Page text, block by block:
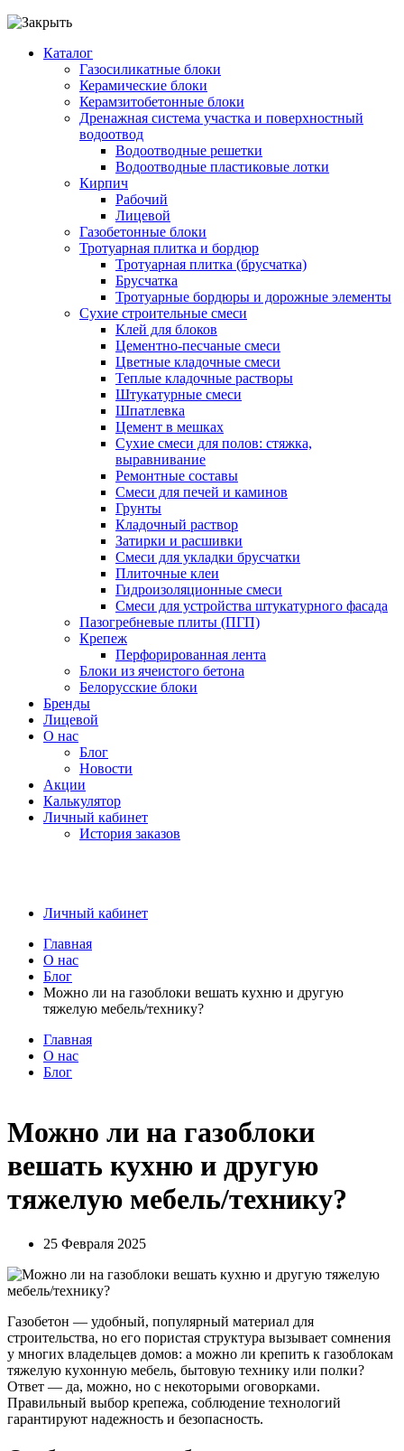
Каталог
Газосиликатные блоки
Керамические блоки
Керамзитобетонные блоки
Дренажная система участка и поверхностный
водоотвод
Водоотводные решетки
Водоотводные пластиковые лотки
Кирпич
Рабочий
Лицевой
Газобетонные блоки
Тротуарная плитка и бордюр
Тротуарная плитка (брусчатка)
Брусчатка
Тротуарные бордюры и дорожные элементы
Сухие строительные смеси
Клей для блоков
Цементно-песчаные смеси
Цветные кладочные смеси
Теплые кладочные растворы
Штукатурные смеси
Шпатлевка
Цемент в мешках
Сухие смеси для полов: стяжка,
выравнивание
Ремонтные составы
Смеси для печей и каминов
Грунты
Кладочный раствор
Затирки и расшивки
Смеси для укладки брусчатки
Плиточные клеи
Гидроизоляционные смеси
Смеси для устройства штукатурного фасада
Пазогребневые плиты (ПГП)
Крепеж
Перфорированная лента
Блоки из ячеистого бетона
Белорусские блоки
Бренды
Лицевой
О нас
Блог
Новости
Акции
Калькулятор
Личный кабинет
История заказов
Личный кабинет
Главная
О нас
Блог
Можно ли на газоблоки вешать кухню и другую
тяжелую мебель/технику?
Главная
О нас
Блог
Можно ли на газоблоки
вешать кухню и другую
тяжелую мебель/технику?
25 Февраля 2025
Газобетон — удобный, популярный материал для
строительства, но его пористая структура вызывает сомнения
у многих владельцев домов: а можно ли крепить к газоблокам
тяжелую кухонную мебель, бытовую технику или полки?
Ответ — да, можно, но с некоторыми оговорками.
Правильный выбор крепежа, соблюдение технологий
гарантируют надежность и безопасность.